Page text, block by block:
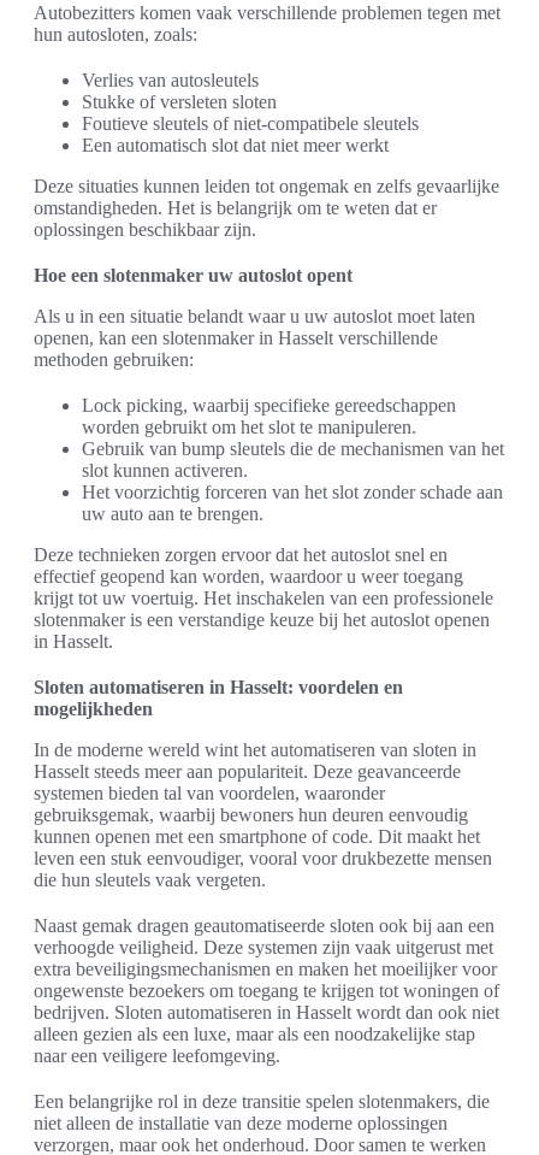
Autobezitters komen vaak verschillende problemen tegen met
hun autosloten, zoals:
Verlies van autosleutels
Stukke of versleten sloten
Foutieve sleutels of niet-compatibele sleutels
Een automatisch slot dat niet meer werkt
Deze situaties kunnen leiden tot ongemak en zelfs gevaarlijke
omstandigheden. Het is belangrijk om te weten dat er
oplossingen beschikbaar zijn.
Hoe een slotenmaker uw autoslot opent
Als u in een situatie belandt waar u uw autoslot moet laten
openen, kan een slotenmaker in Hasselt verschillende
methoden gebruiken:
Lock picking, waarbij specifieke gereedschappen
worden gebruikt om het slot te manipuleren.
Gebruik van bump sleutels die de mechanismen van het
slot kunnen activeren.
Het voorzichtig forceren van het slot zonder schade aan
uw auto aan te brengen.
Deze technieken zorgen ervoor dat het autoslot snel en
effectief geopend kan worden, waardoor u weer toegang
krijgt tot uw voertuig. Het inschakelen van een professionele
slotenmaker is een verstandige keuze bij het autoslot openen
in Hasselt.
Sloten automatiseren in Hasselt: voordelen en
mogelijkheden
In de moderne wereld wint het automatiseren van sloten in
Hasselt steeds meer aan populariteit. Deze geavanceerde
systemen bieden tal van voordelen, waaronder
gebruiksgemak, waarbij bewoners hun deuren eenvoudig
kunnen openen met een smartphone of code. Dit maakt het
leven een stuk eenvoudiger, vooral voor drukbezette mensen
die hun sleutels vaak vergeten.
Naast gemak dragen geautomatiseerde sloten ook bij aan een
verhoogde veiligheid. Deze systemen zijn vaak uitgerust met
extra beveiligingsmechanismen en maken het moeilijker voor
ongewenste bezoekers om toegang te krijgen tot woningen of
bedrijven. Sloten automatiseren in Hasselt wordt dan ook niet
alleen gezien als een luxe, maar als een noodzakelijke stap
naar een veiligere leefomgeving.
Een belangrijke rol in deze transitie spelen slotenmakers, die
niet alleen de installatie van deze moderne oplossingen
verzorgen, maar ook het onderhoud. Door samen te werken